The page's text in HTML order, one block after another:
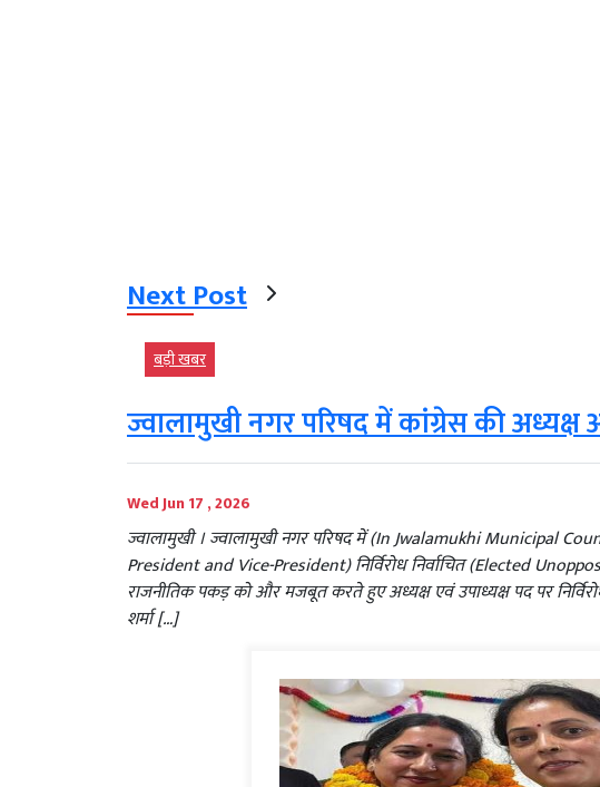
Next Post
बड़ी खबर
ज्वालामुखी नगर परिषद में कांग्रेस की अध्यक्ष
Wed Jun 17 , 2026
ज्वालामुखी । ज्वालामुखी नगर परिषद में (In Jwalamukhi Municipal
President and Vice-President) निर्विरोध निर्वाचित (Elected
राजनीतिक पकड़ को और मजबूत करते हुए अध्यक्ष एवं उपाध्यक्ष पद पर
शर्मा […]